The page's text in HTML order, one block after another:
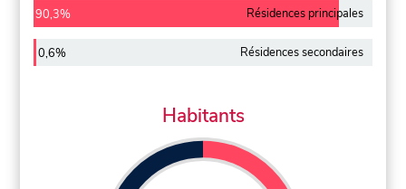
90,3% Résidences principales
0,6% Résidences secondaires
Habitants